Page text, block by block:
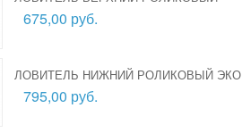
675,00 руб.
ЛОВИТЕЛЬ НИЖНИЙ РОЛИКОВЫЙ ЭКО
795,00 руб.